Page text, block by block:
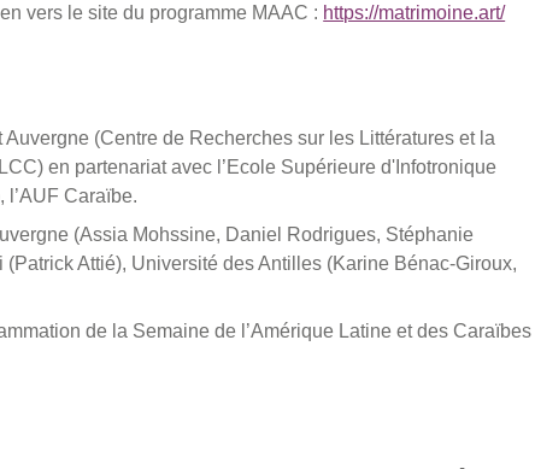
vers le site du programme MAAC : https://matrimoine.art/
(Centre de Recherches sur les Littératures et la
en partenariat avec l’Ecole Supérieure d'Infotronique
l’AUF Caraïbe.
(Assia Mohssine, Daniel Rodrigues, Stéphanie
Attié), Université des Antilles (Karine Bénac-Giroux,
de la Semaine de l’Amérique Latine et des Caraïbes